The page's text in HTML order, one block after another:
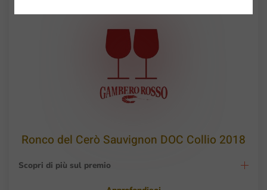
Ronco del Cerò Sauvignon DOC Collio 2018
Scopri di più sul premio